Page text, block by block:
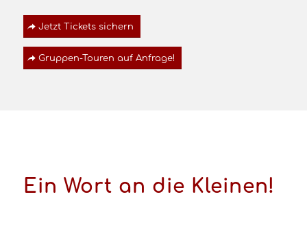
Jetzt Tickets sichern
Gruppen-Touren auf Anfrage!
Ein Wort an die Kleinen!